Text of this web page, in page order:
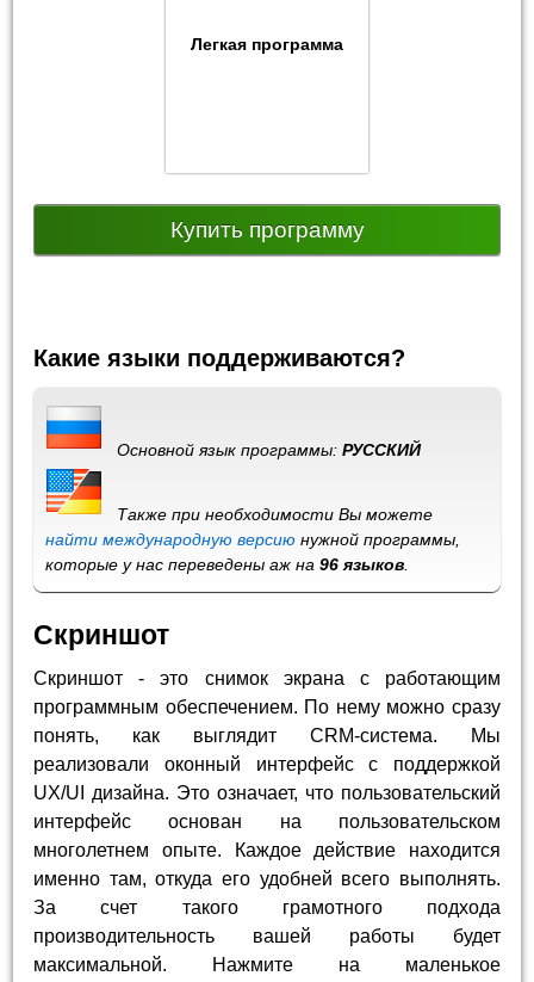
Легкая программа
Купить программу
Какие языки поддерживаются?
Основной язык программы:РУССКИЙ
Также при необходимости Вы можете
найти международную версию нужной программы,
которые у нас переведены аж на96 языков
Скриншот
Скриншот - это снимок экрана с работающим
программным обеспечением. По нему можно сразу
понять, как выглядит CRM-система. Мы
реализовали оконный интерфейс с поддержкой
UX/UI дизайна. Это означает, что пользовательский
интерфейс основан на пользовательском
многолетнем опыте. Каждое действие находится
именно там, откуда его удобней всего выполнять.
За счет такого грамотного подхода
производительность вашей работы будет
максимальной. Нажмите на маленькое